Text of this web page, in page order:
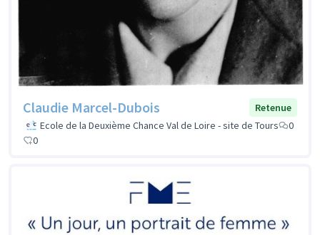
Claudie Marcel-Dubois
Retenue
Ecole de la Deuxième Chance Val de Loire - site de Tours
0
0